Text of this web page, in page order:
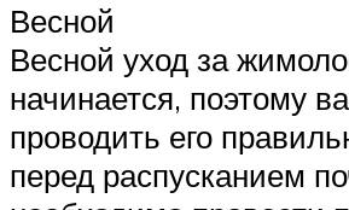
Весной
Весной уход за
начинается, поэтому
проводить его
перед распусканием